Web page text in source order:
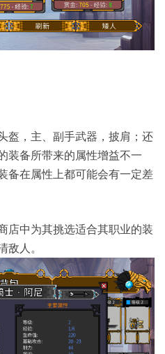
盔，主、副手武器，披肩；还
装备所带来的属性增益不一
备在属性上都可能会有一定差
店中为其挑选适合其职业的装
人。